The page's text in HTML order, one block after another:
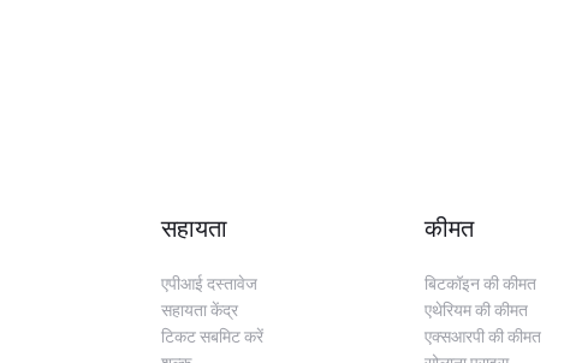
सहायता
एपीआई दस्तावेज
सहायता केंद्र
टिकट सबमिट करें
कीमत
बिटकॉइन की कीमत
एथेरियम की कीमत
एक्सआरपी की कीमत